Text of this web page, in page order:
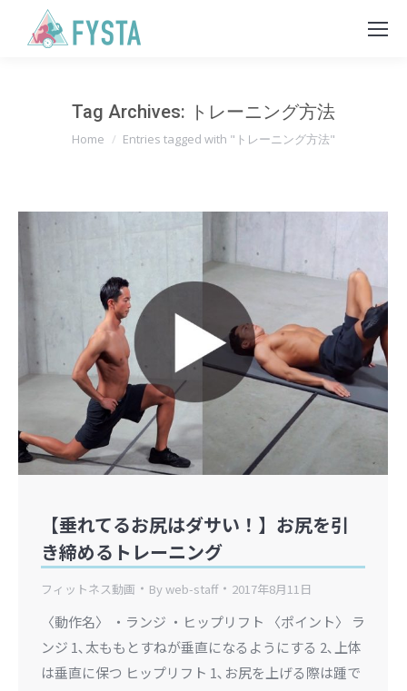
Tag Archives: トレーニング方法
You are here:
Home Entries tagged with "トレーニング方法"
【垂れてるお尻はダサい！】お尻を引
き締めるトレーニング
フィットネス動画 Byweb-staff 2017年8月11日
〈動作名〉 ・ランジ ・ヒップリフト 〈ポイント〉 ラ
ンジ 1､太ももとすねが垂直になるようにする 2､上体
は垂直に保つ ヒップリフト 1､お尻を上げる際は踵で